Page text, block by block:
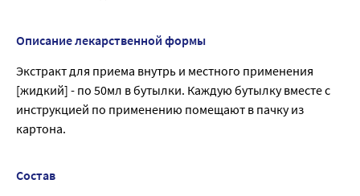
Описание лекарственной формы
Экстракт для приема внутрь и местного применения
[жидкий] - по 50мл в бутылки. Каждую бутылку вместе с
инструкцией по применению помещают в пачку из
картона.
Состав